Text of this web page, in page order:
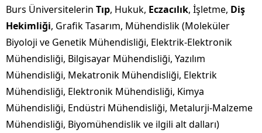
Burs Üniversitelerin Tıp, Hukuk, Eczacılık, İşletme, Diş
Hekimliği, Grafik Tasarım, Mühendislik (Moleküler
Biyoloji ve Genetik Mühendisliği, Elektrik-Elektronik
Mühendisliği, Bilgisayar Mühendisliği, Yazılım
Mühendisliği, Mekatronik Mühendisliği, Elektrik
Mühendisliği, Elektronik Mühendisliği, Kimya
Mühendisliği, Endüstri Mühendisliği, Metalurji-Malzeme
Mühendisliği, Biyomühendislik ve ilgili alt dalları)